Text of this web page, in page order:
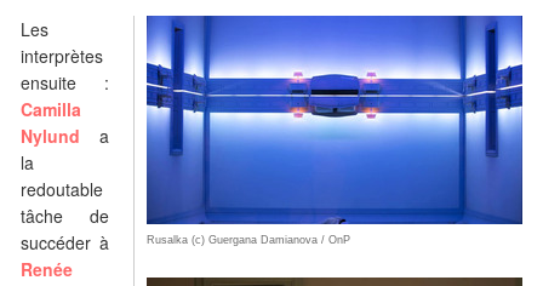
Rusalka (c) Guergana Damianova / OnP
Les
interprètes
ensuite :
Camilla
Nylund a
la
redoutable
tâche de
succéder à
Renée